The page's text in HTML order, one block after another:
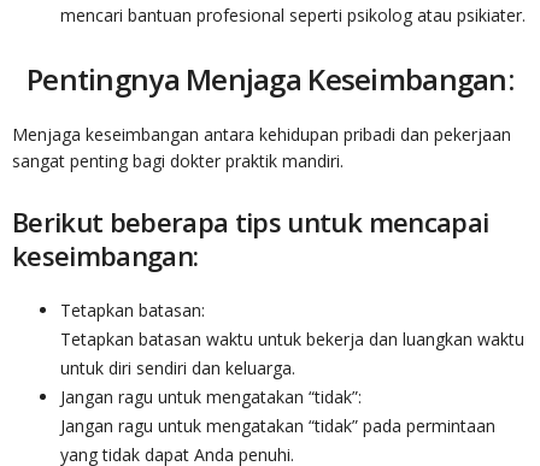
mencari bantuan profesional seperti psikolog atau psikiater.
Pentingnya Menjaga Keseimbangan:
Menjaga keseimbangan antara kehidupan pribadi dan pekerjaan
sangat penting bagi dokter praktik mandiri.
Berikut beberapa tips untuk mencapai
keseimbangan:
Tetapkan batasan:
Tetapkan batasan waktu untuk bekerja dan luangkan waktu
untuk diri sendiri dan keluarga.
Jangan ragu untuk mengatakan “tidak”:
Jangan ragu untuk mengatakan “tidak” pada permintaan
yang tidak dapat Anda penuhi.